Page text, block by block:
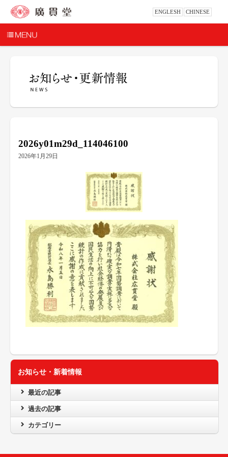
ENGLESH CHINESE
2026y01m29d_114046100
2026年1月29日
お知らせ・新着情報
最近の記事
過去の記事
カテゴリー